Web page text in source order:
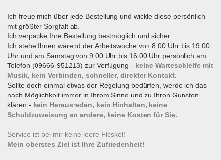
Ich freue mich über jede Bestellung und wickle diese persönlich
mit größter Sorgfalt ab.
Ich verpacke Ihre Bestellung bestmöglich und sicher.
Ich stehe Ihnen wärend der Arbeitswoche von 8:00 Uhr bis 19:00
Uhr und am Samstag von 9:00 Uhr bis 16:00 Uhr persönlich am
Telefon (09666-951213) zur Verfügung - keine Warteschleife mit
Musik, kein Verbinden, schneller, direkter Kontakt.
Sollte doch einmal etwas der Regelung bedürfen, werde ich das
nach Möglichkeit immer in Ihrem Sinne und zu Ihren Gunsten
klären - kein Herausreden, kein Hinhalten, keine
Schuldzuweisung an andere, keine Kosten für Sie.
Service ist bei mir keine leere Floskel!
Mein oberstes Ziel ist Ihre Zufriedenheit!